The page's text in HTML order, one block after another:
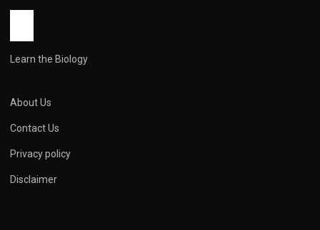
John Root
Learn the Biology
About Us
Contact Us
Privacy policy
Disclaimer